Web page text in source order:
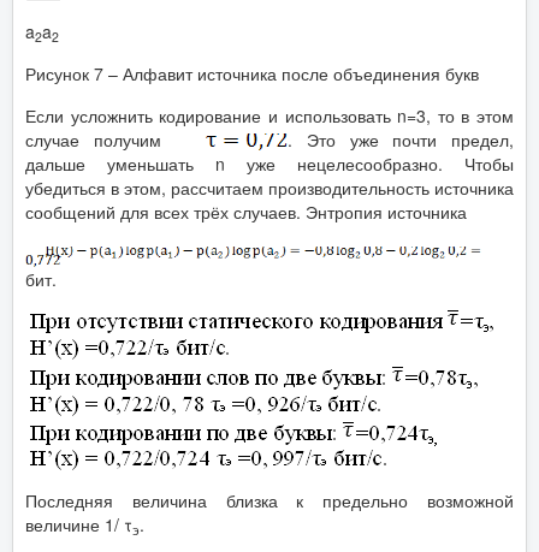
a2a2
Рисунок 7 – Алфавит источника после объединения букв
Если усложнить кодирование и использовать n=3, то в этом
случае получим
. Это уже почти предел,
дальше уменьшать n уже нецелесообразно. Чтобы
убедиться в этом, рассчитаем производительность источника
сообщений для всех трёх случаев. Энтропия источника
бит.
Последняя величина близка к предельно возможной
величине 1/ τэ.